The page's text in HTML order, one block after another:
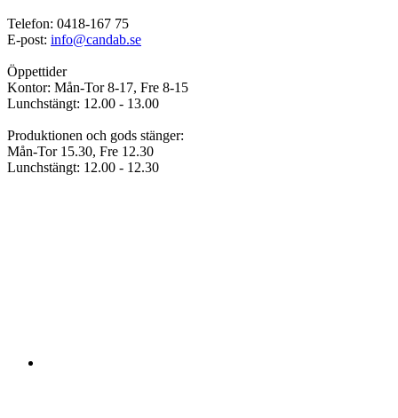
Telefon: 0418-167 75
E-post: info@candab.se
Öppettider
Kontor: Mån-Tor 8-17, Fre 8-15
Lunchstängt: 12.00 - 13.00
Produktionen och gods stänger:
Mån-Tor 15.30, Fre 12.30
Lunchstängt: 12.00 - 12.30